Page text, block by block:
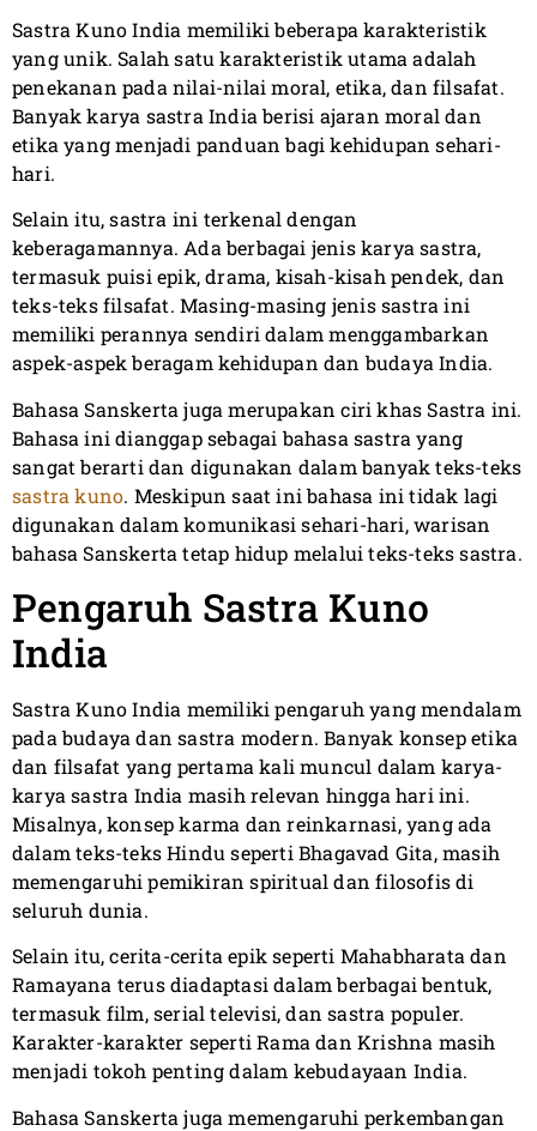
Sastra Kuno India memiliki beberapa karakteristik
yang unik. Salah satu karakteristik utama adalah
penekanan pada nilai-nilai moral, etika, dan filsafat.
Banyak karya sastra India berisi ajaran moral dan
etika yang menjadi panduan bagi kehidupan sehari-
hari.
Selain itu, sastra ini terkenal dengan
keberagamannya. Ada berbagai jenis karya sastra,
termasuk puisi epik, drama, kisah-kisah pendek, dan
teks-teks filsafat. Masing-masing jenis sastra ini
memiliki perannya sendiri dalam menggambarkan
aspek-aspek beragam kehidupan dan budaya India.
Bahasa Sanskerta juga merupakan ciri khas Sastra ini.
Bahasa ini dianggap sebagai bahasa sastra yang
sangat berarti dan digunakan dalam banyak teks-teks
sastra kuno. Meskipun saat ini bahasa ini tidak lagi
digunakan dalam komunikasi sehari-hari, warisan
bahasa Sanskerta tetap hidup melalui teks-teks sastra.
Pengaruh Sastra Kuno
India
Sastra Kuno India memiliki pengaruh yang mendalam
pada budaya dan sastra modern. Banyak konsep etika
dan filsafat yang pertama kali muncul dalam karya-
karya sastra India masih relevan hingga hari ini.
Misalnya, konsep karma dan reinkarnasi, yang ada
dalam teks-teks Hindu seperti Bhagavad Gita, masih
memengaruhi pemikiran spiritual dan filosofis di
seluruh dunia.
Selain itu, cerita-cerita epik seperti Mahabharata dan
Ramayana terus diadaptasi dalam berbagai bentuk,
termasuk film, serial televisi, dan sastra populer.
Karakter-karakter seperti Rama dan Krishna masih
menjadi tokoh penting dalam kebudayaan India.
Bahasa Sanskerta juga memengaruhi perkembangan